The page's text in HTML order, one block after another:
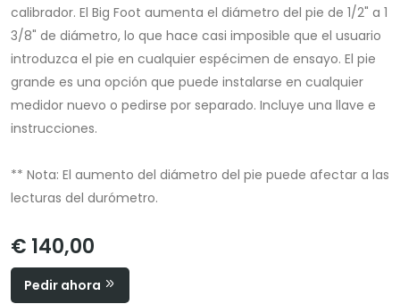
calibrador. El Big Foot aumenta el diámetro del pie de 1/2" a 1
3/8" de diámetro, lo que hace casi imposible que el usuario
introduzca el pie en cualquier espécimen de ensayo. El pie
grande es una opción que puede instalarse en cualquier
medidor nuevo o pedirse por separado. Incluye una llave e
instrucciones.
** Nota: El aumento del diámetro del pie puede afectar a las
lecturas del durómetro.
€ 140,00
Pedir ahora